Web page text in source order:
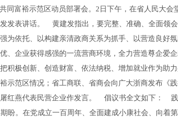
同富裕示范区动员部署会。2日下午，在省人民大
发表讲话。 黄建发指出，要完整、准确、全面领
为依托、以构建亲清政商关系为抓手、以营造良好
、企业获得感强的一流营商环境，全力营造尊企爱
积极创新、创造财富、依法纳税、增加就业作为助
示范区情况；省工商联、省商会向广大浙商发布《
红燕代表民营企业作发言。 倡议书全文如下：
。在党成立一百周年、全面建成小康社会、向着